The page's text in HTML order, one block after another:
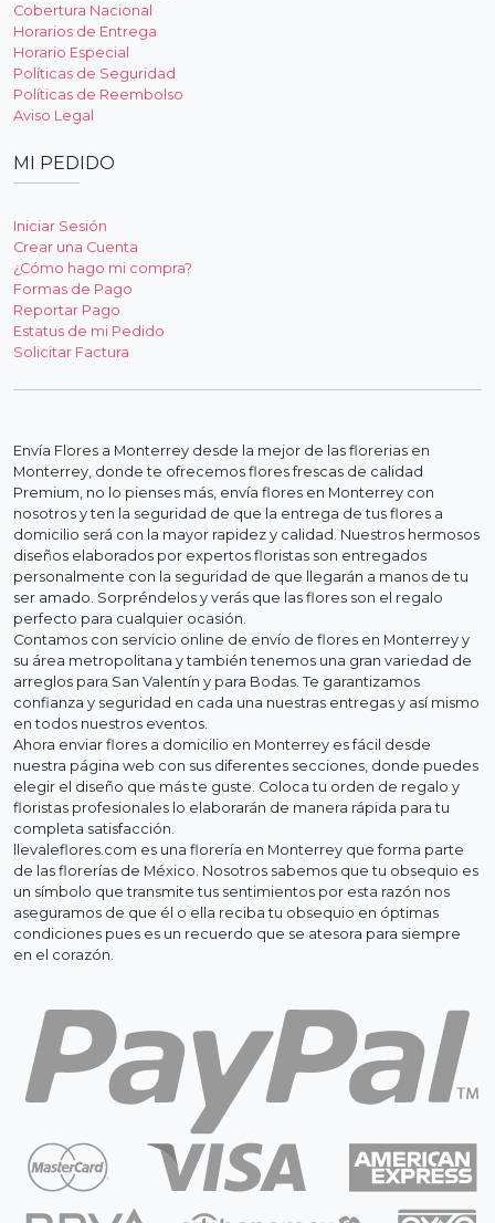
Cobertura Nacional
Horarios de Entrega
Horario Especial
Políticas de Seguridad
Políticas de Reembolso
Aviso Legal
MI PEDIDO
Iniciar Sesión
Crear una Cuenta
¿Cómo hago mi compra?
Formas de Pago
Reportar Pago
Estatus de mi Pedido
Solicitar Factura
Envía Flores a Monterrey desde la mejor de las florerias en
Monterrey, donde te ofrecemos flores frescas de calidad
Premium, no lo pienses más, envía flores en Monterrey con
nosotros y ten la seguridad de que la entrega de tus flores a
domicilio será con la mayor rapidez y calidad. Nuestros hermosos
diseños elaborados por expertos floristas son entregados
personalmente con la seguridad de que llegarán a manos de tu
ser amado. Sorpréndelos y verás que las flores son el regalo
perfecto para cualquier ocasión.
Contamos con servicio online de envío de flores en Monterrey y
su área metropolitana y también tenemos una gran variedad de
arreglos para San Valentín y para Bodas. Te garantizamos
confianza y seguridad en cada una nuestras entregas y así mismo
en todos nuestros eventos.
Ahora enviar flores a domicilio en Monterrey es fácil desde
nuestra página web con sus diferentes secciones, donde puedes
elegir el diseño que más te guste. Coloca tu orden de regalo y
floristas profesionales lo elaborarán de manera rápida para tu
completa satisfacción.
llevaleflores.com es una florería en Monterrey que forma parte
de las florerías de México. Nosotros sabemos que tu obsequio es
un símbolo que transmite tus sentimientos por esta razón nos
aseguramos de que él o ella reciba tu obsequio en óptimas
condiciones pues es un recuerdo que se atesora para siempre
en el corazón.